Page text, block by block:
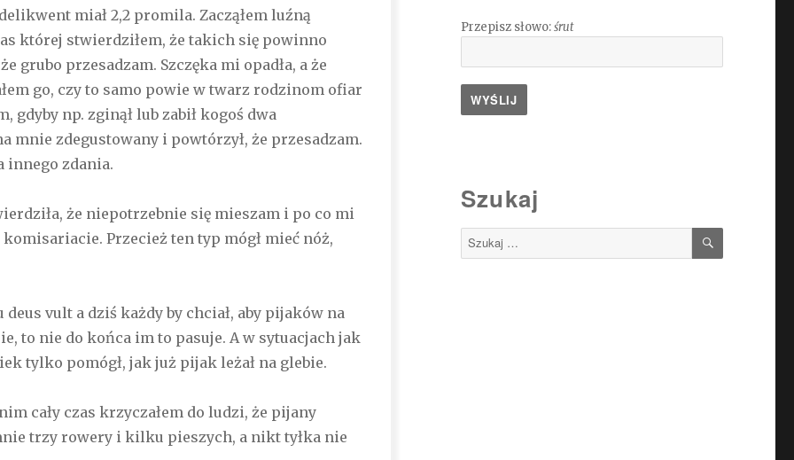
miał 2,2 promila. Zacząłem luźną
której stwierdziłem, że takich się powinno
grubo przesadzam. Szczęka mi opadła, a że
go, czy to samo powie w twarz rodzinom ofiar
np. zginął lub zabił kogoś dwa
mnie zdegustowany i powtórzył, że przesadzam.
innego zdania.
że niepotrzebnie się mieszam i po co mi
Przecież ten typ mógł mieć nóż,
deus vult a dziś każdy by chciał, aby pijaków na
to nie do końca im to pasuje. A w sytuacjach jak
tylko pomógł, jak już pijak leżał na glebie.
cały czas krzyczałem do ludzi, że pijany
trzy rowery i kilku pieszych, a nikt tyłka nie
Przepisz słowo:śrut
Szukaj
Szukaj: SZUKAJ